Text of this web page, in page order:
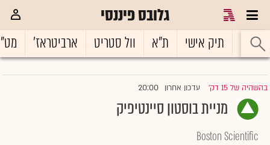
גלובס פיננסי
ראשי תיק אישי ת"א וול סטריט ארביטראז'
בהשהיה של 15 דק' |עדכון אחרון 20:00
מניית בוסטון סיינטיפיק
Boston Scientific